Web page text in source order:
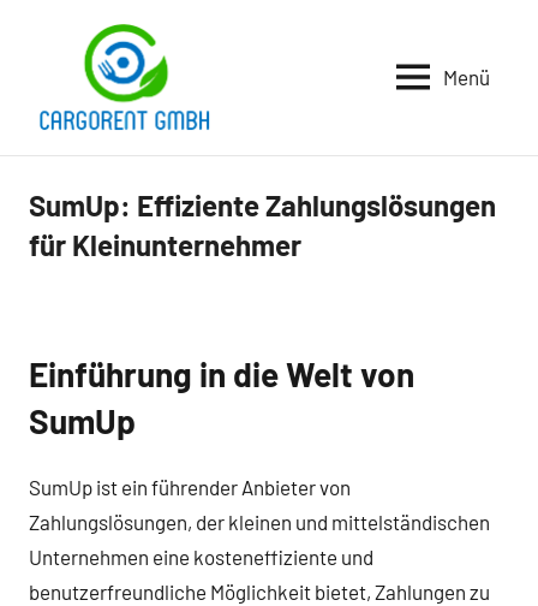
Menü
Business
und B2B
SumUp: Effiziente Zahlungslösungen
für Kleinunternehmer
Einführung in die Welt von
SumUp
SumUp ist ein führender Anbieter von
Zahlungslösungen, der kleinen und mittelständischen
Unternehmen eine kosteneffiziente und
benutzerfreundliche Möglichkeit bietet, Zahlungen zu